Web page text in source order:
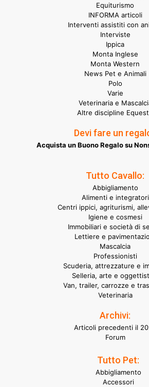
Equiturismo
INFORMA articoli
Interventi assistiti con
Interviste
Ippica
Monta Inglese
Monta Western
News Pet e Animali
Polo
Varie
Veterinaria e
Altre discipline
Devi fare un
Acquista un Buono Regalo su
Tutto Cavallo:
Abbigliamento
Alimenti e integratori
Centri ippici, agriturismi,
Igiene e cosmesi
Immobiliari e società di
Lettiere e
Mascalcia
Professionisti
Scuderia, attrezzature e
Selleria, arte e
Van, trailer, carrozze e
Veterinaria
Archivi:
Articoli precedenti il
Forum
Tutto Pet:
Abbigliamento
Accessori